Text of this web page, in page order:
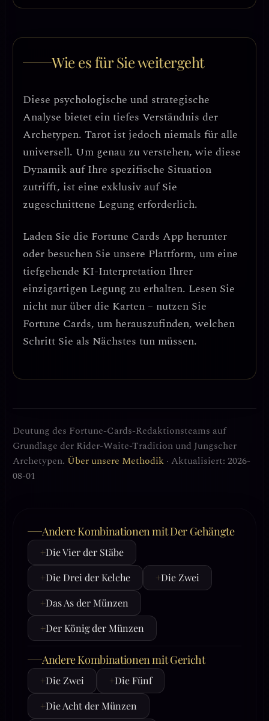
Wie es für Sie weitergeht
Diese psychologische und strategische
Analyse bietet ein tiefes Verständnis der
Archetypen. Tarot ist jedoch niemals für alle
universell. Um genau zu verstehen, wie diese
Dynamik auf Ihre spezifische Situation
zutrifft, ist eine exklusiv auf Sie
zugeschnittene Legung erforderlich.
Laden Sie die Fortune Cards App herunter
oder besuchen Sie unsere Plattform, um eine
tiefgehende KI-Interpretation Ihrer
einzigartigen Legung zu erhalten. Lesen Sie
nicht nur über die Karten – nutzen Sie
Fortune Cards, um herauszufinden, welchen
Schritt Sie als Nächstes tun müssen.
Deutung des Fortune-Cards-Redaktionsteams auf
Grundlage der Rider-Waite-Tradition und Jungscher
Archetypen. Über unsere Methodik · Aktualisiert: 2026-
08-01
Andere Kombinationen mit Der Gehängte
+Die Vier der Stäbe
+Die Drei der Kelche +Die Zwei
+Das As der Münzen
+Der König der Münzen
Andere Kombinationen mit Gericht
+Die Zwei +Die Fünf
+Die Acht der Münzen